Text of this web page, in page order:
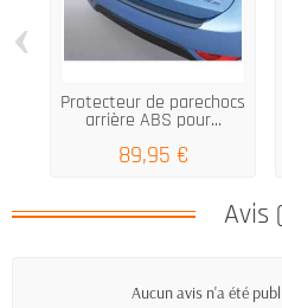
Protecteur de parechocs
arrière ABS pour...
89,95 €
‹
Avis
Aucun avis n'a été